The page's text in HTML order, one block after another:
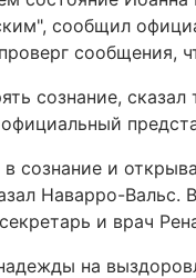
сообщил
сообщения,
сознание,
сознание и
Наварро-Вальс.
и врач
на